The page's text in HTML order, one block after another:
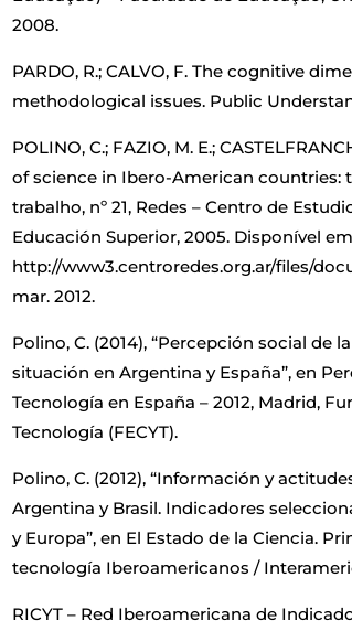
2008.
PARDO, R.; CALVO, F. The cognitive
methodological issues. Public
POLINO, C.; FAZIO, M. E.;
of science in Ibero-American countries:
trabalho, nº 21, Redes – Centro de
Educación Superior, 2005. Disponível
http://www3.centroredes.org.ar/files/
mar. 2012.
Polino, C. (2014), “Percepción social de
situación en Argentina y España”, en
Tecnología en España – 2012, Madrid,
Tecnología (FECYT).
Polino, C. (2012), “Información y
Argentina y Brasil. Indicadores
y Europa”, en El Estado de la Ciencia.
tecnología Iberoamericanos /
RICYT – Red Iberoamericana de